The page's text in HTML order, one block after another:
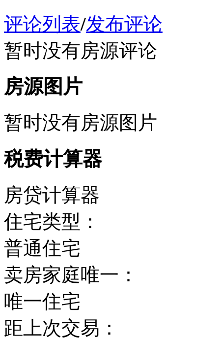
评论列表/发布评论
暂时没有房源评论
房源图片
暂时没有房源图片
税费计算器
房贷计算器
住宅类型：
普通住宅
卖房家庭唯一：
唯一住宅
距上次交易：